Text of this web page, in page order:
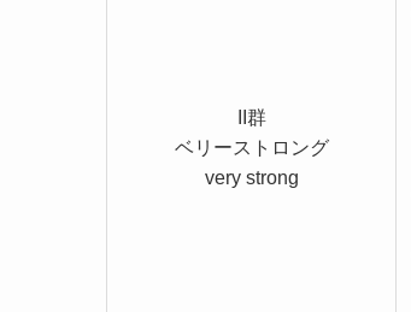
II群
ベリーストロング
very strong